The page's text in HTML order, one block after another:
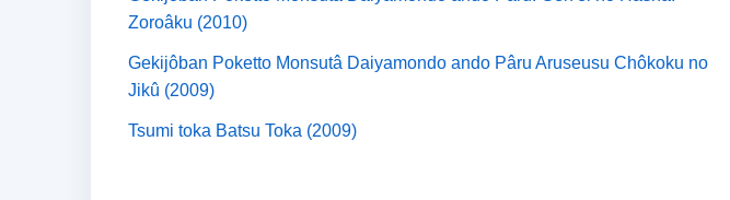
Zoroâku (2010)
Gekijôban Poketto Monsutâ Daiyamondo ando Pâru Aruseusu Chôkoku no
Jikû (2009)
Tsumi toka Batsu Toka (2009)